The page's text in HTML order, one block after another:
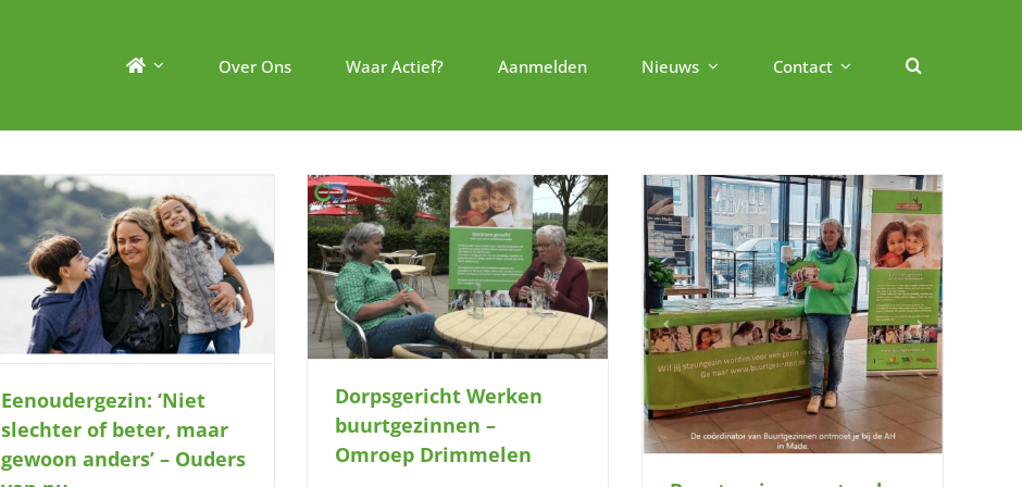
Over Ons Waar Actief? Aanmelden Nieuws Contact
Eenoudergezin: ‘Niet
slechter of beter, maar
gewoon anders’ – Ouders
Dorpsgericht Werken buurtgezinnen –
Omroep Drimmelen
Dorpsgericht Werken
buurtgezinnen –
Omroep Drimmelen
Buurtgezinnen, steeds bekender in
Drimmelen en Geertruidenberg –
Weekblad ’t Carillon en De Langstraat